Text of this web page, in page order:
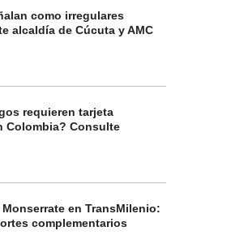
como irregulares
alcaldía de Cúcuta y AMC
requieren tarjeta
Colombia? Consulte
en TransMilenio:
complementarios